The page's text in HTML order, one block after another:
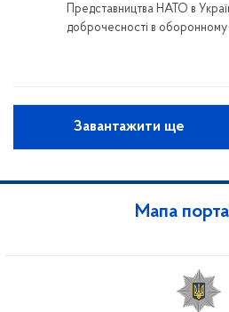
Представництва НАТО в
доброчесності в оборонному
Базельського інституту
ініціативи ЄС в Україні
секторі безпеки та
Завантажити ще
Мапа